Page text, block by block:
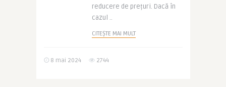
reducere de prețuri. Dacă în
cazul ..
CITEȘTE MAI MULT
8 mai 2024 2744